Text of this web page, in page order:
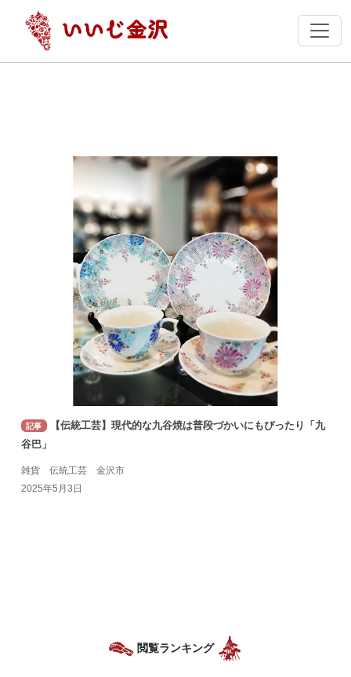
記事
【伝統工芸】現代的な九谷焼は普段づかいにもぴったり「九
谷巴」
雑貨 伝統工芸 金沢市
2025年5月3日
閲覧ランキング